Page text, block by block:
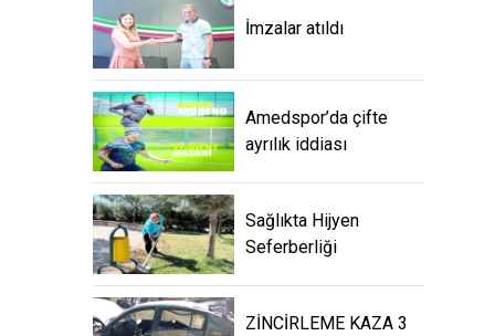
İmzalar atıldı
Amedspor’da çifte
ayrılık iddiası
Sağlıkta Hijyen
Seferberliği
ZİNCİRLEME KAZA 3